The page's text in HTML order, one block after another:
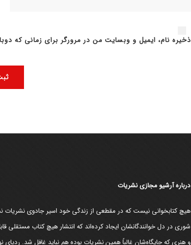
ذخیره نام، ایمیل و وبسایت من در مرورگر برای زمانی که
دربارۀ آرشیو مجازی نشریات
هیچ کتابخوانی نیست که در مقطعی از زندگی خود اسیر جادوی نشریات
شوری در دل خوانندگانشان ایجاد کرده‌اند که انتشار هیچ کتاب
و هنری که جایگاه‌شان غالباً همین نشریات بوده هم نباید غافل شد.